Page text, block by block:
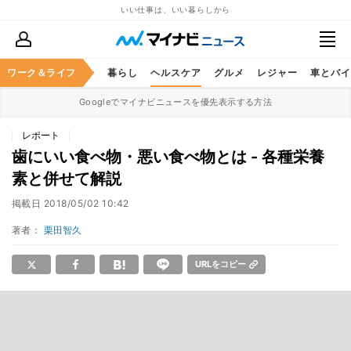
いい仕事は、いい暮らしから
ワーク＆ライフ
ススキル マネー 暮らし ヘルスケア グルメ レジャー 車とバ
Googleでマイナビニュースを優先表示する方法
レポート
歯にいい食べ物・悪い食べ物とは - 各種栄養
素と併せて解説
掲載日 2018/05/02 10:42
著者： 栗田智久
URLをコピー